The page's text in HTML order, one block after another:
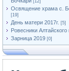
[12]
Освящение храма с.
[19]
День матери 2017г. [5]
Ровесники Алтайского
Зарница 2019 [0]